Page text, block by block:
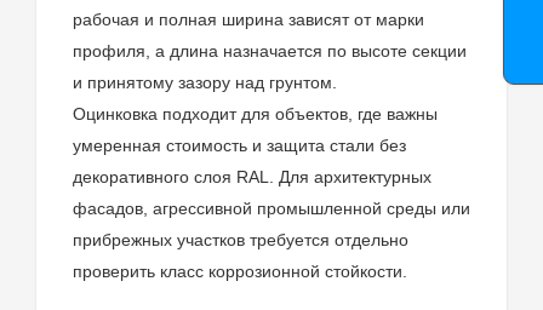
рабочая и полная ширина зависят от марки
профиля, а длина назначается по высоте секции
и принятому зазору над грунтом.
Оцинковка подходит для объектов, где важны
умеренная стоимость и защита стали без
декоративного слоя RAL. Для архитектурных
фасадов, агрессивной промышленной среды или
прибрежных участков требуется отдельно
проверить класс коррозионной стойкости.